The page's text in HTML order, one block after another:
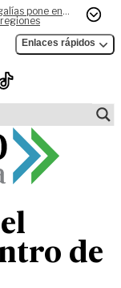
pone en
Enlaces rápidos
de